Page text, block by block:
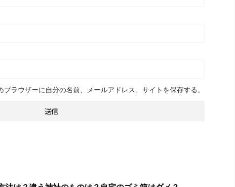
ラウザーに自分の名前、メールアドレス、サイトを保存する。